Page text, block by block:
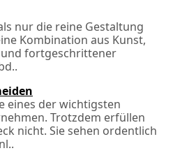
nur die reine Gestaltung
Kombination aus Kunst,
und fortgeschrittener
eines der wichtigsten
Trotzdem erfüllen
nicht. Sie sehen ordentlich